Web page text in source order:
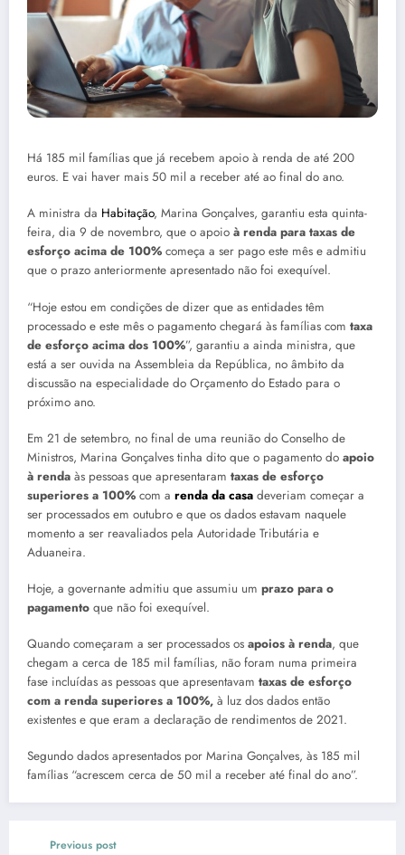
Há 185 mil famílias que já recebem apoio à renda de até 200
euros. E vai haver mais 50 mil a receber até ao final do ano.
A ministra da Habitação, Marina Gonçalves, garantiu esta quinta-
feira, dia 9 de novembro, que o apoio à renda para taxas de
esforço acima de 100% começa a ser pago este mês e admitiu
que o prazo anteriormente apresentado não foi exequível.
“Hoje estou em condições de dizer que as entidades têm
processado e este mês o pagamento chegará às famílias com taxa
de esforço acima dos 100%”, garantiu a ainda ministra, que
está a ser ouvida na Assembleia da República, no âmbito da
discussão na especialidade do Orçamento do Estado para o
próximo ano.
Em 21 de setembro, no final de uma reunião do Conselho de
Ministros, Marina Gonçalves tinha dito que o pagamento do apoio
à renda às pessoas que apresentaram taxas de esforço
superiores a 100% com a renda da casa deveriam começar a
ser processados em outubro e que os dados estavam naquele
momento a ser reavaliados pela Autoridade Tributária e
Aduaneira.
Hoje, a governante admitiu que assumiu um prazo para o
pagamento que não foi exequível.
Quando começaram a ser processados os apoios à renda, que
chegam a cerca de 185 mil famílias, não foram numa primeira
fase incluídas as pessoas que apresentavam taxas de esforço
com a renda superiores a 100%, à luz dos dados então
existentes e que eram a declaração de rendimentos de 2021.
Segundo dados apresentados por Marina Gonçalves, às 185 mil
famílias “acrescem cerca de 50 mil a receber até final do ano”.
Previous post